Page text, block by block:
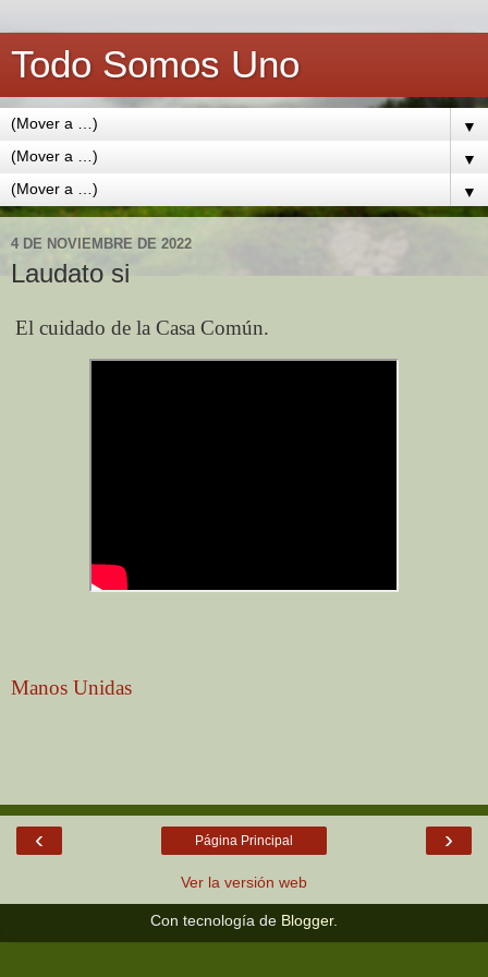
Todo Somos Uno
▼
▼
▼
4 DE NOVIEMBRE DE 2022
Laudato si
El cuidado de la Casa Común.
Manos Unidas
‹ ›
Página Principal
Ver la versión web
Con tecnología de Blogger.